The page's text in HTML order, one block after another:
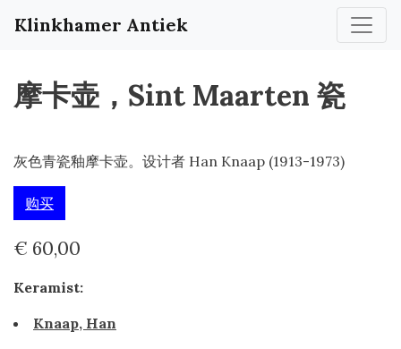
Klinkhamer Antiek
摩卡壶，Sint Maarten 瓷
灰色青瓷釉摩卡壶。设计者 Han Knaap (1913-1973)
购买
€ 60,00
Keramist:
Knaap, Han